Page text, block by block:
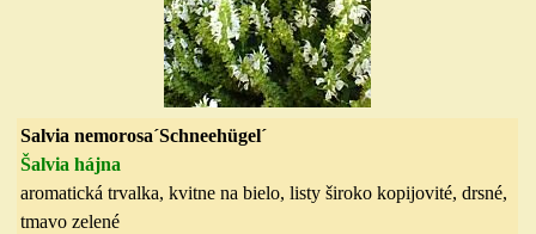
Salvia nemorosa´Schneehügel´
Šalvia hájna
aromatická trvalka, kvitne na bielo, listy široko kopijovité, drsné,
tmavo zelené